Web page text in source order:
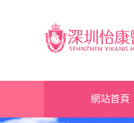
網站首頁